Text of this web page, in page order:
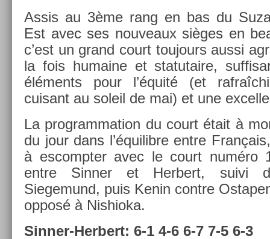
Assis au 3ème rang en bas du
Est avec ses nouveaux sièges en
c’est un grand court toujours aussi
la fois humaine et statutaire,
éléments pour l’équité (et
cuisant au sol­eil de mai) et une
La pro­gram­ma­tion du court était à
du jour dans l’équilib­re entre
à es­compt­er avec le court numéro
entre Sinn­er et Her­bert, suivi
Siegemund, puis Kenin con­tre
opposé à Nis­hioka.
Sinner-Herbert: 6-1 4-6 6-7 7-5 6-3